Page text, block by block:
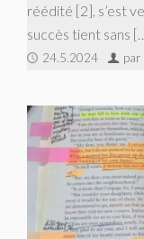
réédité [2], s’est
succès tient sans
24.5.2024 par